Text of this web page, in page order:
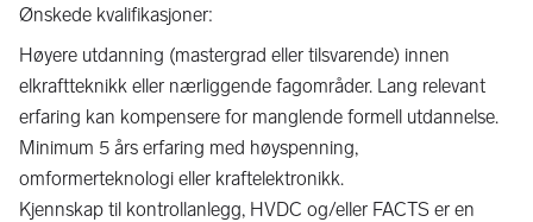
Ønskede kvalifikasjoner:
Høyere utdanning (mastergrad eller tilsvarende) innen
elkraftteknikk eller nærliggende fagområder. Lang relevant
erfaring kan kompensere for manglende formell utdannelse.
Minimum 5 års erfaring med høyspenning,
omformerteknologi eller kraftelektronikk.
Kjennskap til kontrollanlegg, HVDC og/eller FACTS er en